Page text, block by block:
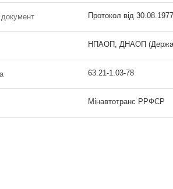
Протокол від
НПАОП, ДНАОП
63.21-1.03-78
Мінавтотранс РРФСР